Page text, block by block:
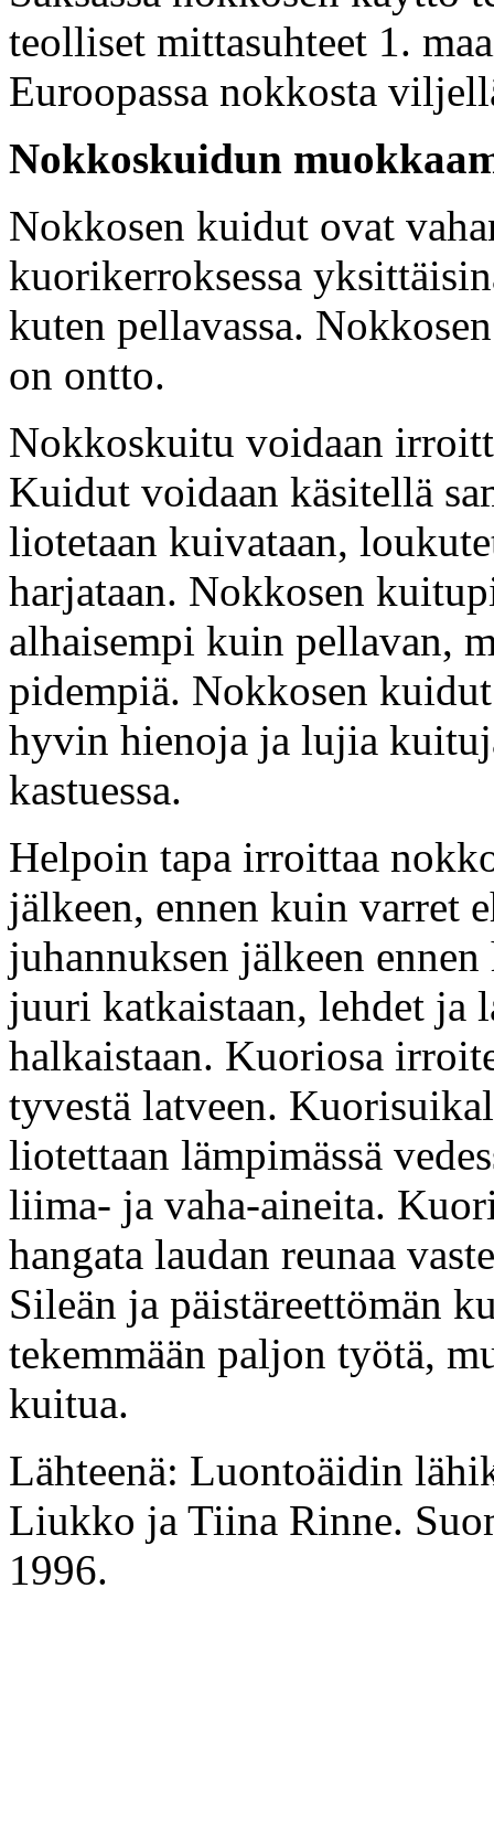
teolliset mittasuhteet 1.
Euroopassa nokkosta
Nokkoskuidun
Nokkosen kuidut ovat
kuorikerroksessa
kuten pellavassa.
on ontto.
Nokkoskuitu voidaan
Kuidut voidaan käsitellä
liotetaan kuivataan,
harjataan. Nokkosen
alhaisempi kuin pellavan,
pidempiä. Nokkosen
hyvin hienoja ja lujia
kastuessa.
Helpoin tapa irroittaa
jälkeen, ennen kuin varret
juhannuksen jälkeen
juuri katkaistaan, lehdet ja
halkaistaan. Kuoriosa
tyvestä latveen.
liotettaan lämpimässä
liima- ja vaha-aineita.
hangata laudan reunaa
Sileän ja päistäreettömän
tekemmään paljon työtä,
kuitua.
Lähteenä: Luontoäidin
Liukko ja Tiina Rinne.
1996.